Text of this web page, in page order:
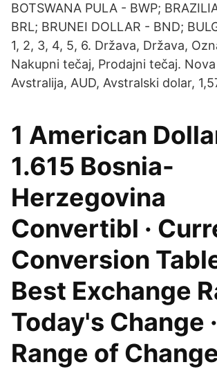
BOTSWANA PULA - BWP;
BRL; BRUNEI DOLLAR - BND;
1, 2, 3, 4, 5, 6. Država, Država,
Nakupni tečaj, Prodajni tečaj.
Avstralija, AUD, Avstralski dolar,
1 American
1.615 Bosnia-
Herzegovina
Convertibl ·
Conversion
Best Exchange
Today's Change ·
Range of